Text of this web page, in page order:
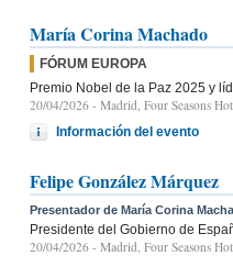
María Corina Machado
FÓRUM EUROPA
Premio Nobel de la Paz 2025 y
20/04/2026 - Madrid, Four Seasons
Información del evento
Felipe González Márquez
Presentador de María Corina
Presidente del Gobierno de
20/04/2026 - Madrid, Four Seasons